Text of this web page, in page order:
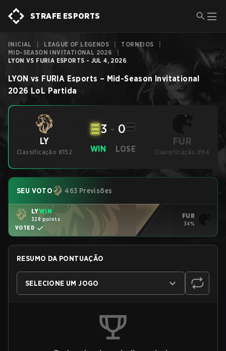
STRAFE ESPORTS
INICIAL LEAGUE OF LEGENDS TORNEIOS
MID-SEASON INVITATIONAL 2026
LYON VS FURIA ESPORTS - JUL 4, 2026
LYON vs FURIA Esports – Mid-Season Invitational
2026 LoL Partida
LY
Classificação #152 WIN
3 - 0
LOSE
FUR
Classificação #94
SEU VOTO 463 Previsões
LYWIN
328 points
VOTED
FUR
34%
RESUMO DA PONTUAÇÃO
SELECIONE UM JOGO